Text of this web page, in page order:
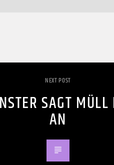
NEXT POST
SAGT
AN